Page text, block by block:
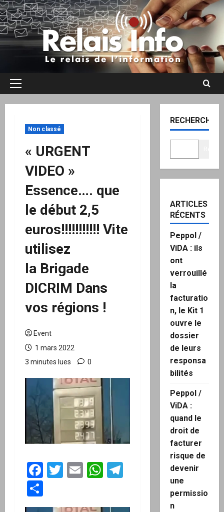
Aller
au
contenu
Menu
Non classé
« URGENT
VIDEO »
Essence…. que
le début 2,5
euros!!!!!!!!!!! Vite
utilisez
la Brigade
DICRIM Dans
vos régions !
Event
1 mars 2022
3 minutes lues
0
Facebook
Twitter
EmailWhatsApp
Telegram
RECHERCHER
ARTICLES
RÉCENTS
Peppol /
ViDA : ils
ont
verrouillé
la
facturatio
n, le Kit 1
ouvre le
dossier
de leurs
responsa
bilités
Peppol /
ViDA :
quand le
droit de
facturer
risque de
devenir
une
permissio
n